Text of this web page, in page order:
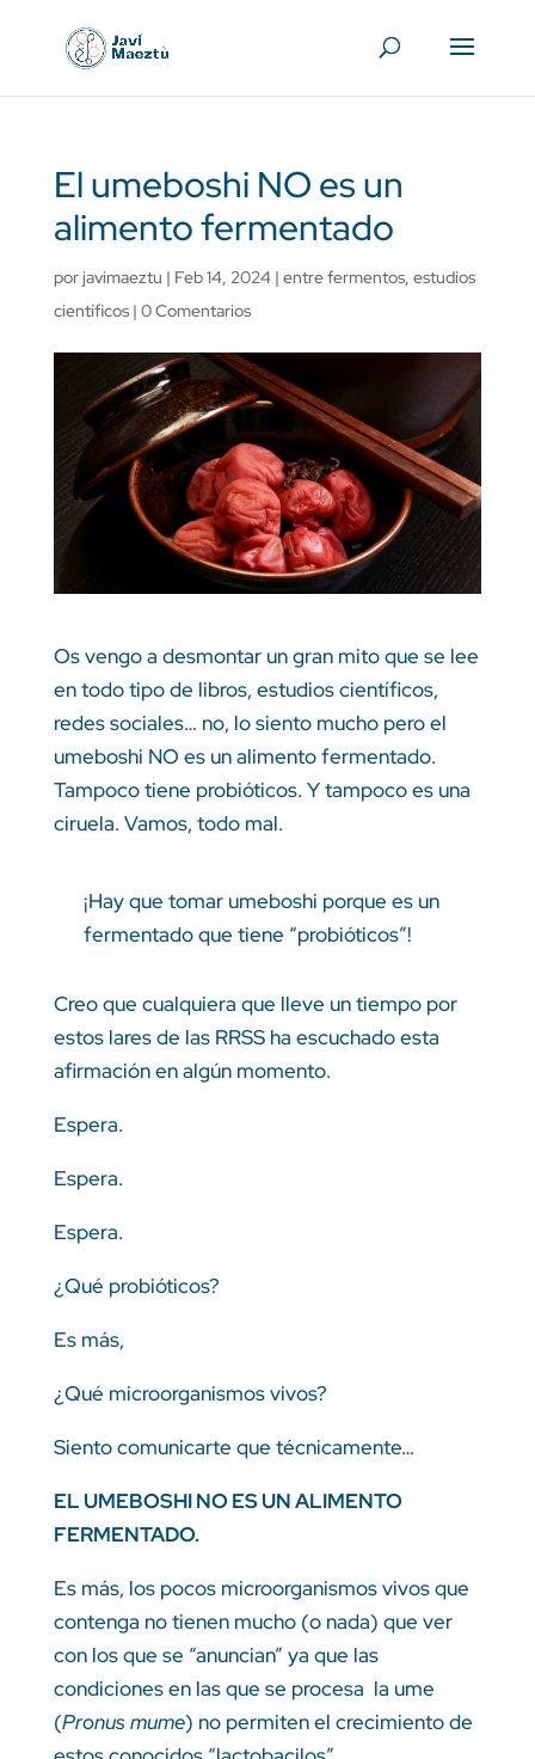
El umeboshi NO es un
alimento fermentado
por javimaeztu | Feb 14, 2024| entre fermentos, estudios
científicos| 0 Comentarios
Os vengo a desmontar un gran mito que se lee
en todo tipo de libros, estudios científicos,
redes sociales… no, lo siento mucho pero el
umeboshi NO es un alimento fermentado.
Tampoco tiene probióticos. Y tampoco es una
ciruela. Vamos, todo mal.
¡Hay que tomar umeboshi porque es un
fermentado que tiene “probióticos”!
Creo que cualquiera que lleve un tiempo por
estos lares de las RRSS ha escuchado esta
afirmación en algún momento.
Espera.
Espera.
Espera.
¿Qué probióticos?
Es más,
¿Qué microorganismos vivos?
Siento comunicarte que técnicamente…
EL UMEBOSHI NO ES UN ALIMENTO
FERMENTADO.
Es más, los pocos microorganismos vivos que
contenga no tienen mucho (o nada) que ver
con los que se “anuncian” ya que las
condiciones en las que se procesa la ume
(Pronus mume) no permiten el crecimiento de